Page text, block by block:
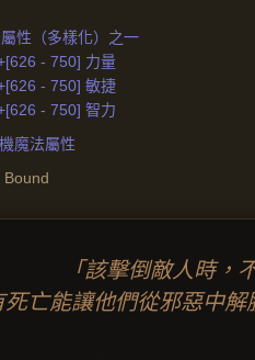
性（多樣化）之一
- 750] 力量
- 750] 敏捷
- 750] 智力
魔法屬性
Bound
「該擊倒敵人時，
死亡能讓他們從邪惡中